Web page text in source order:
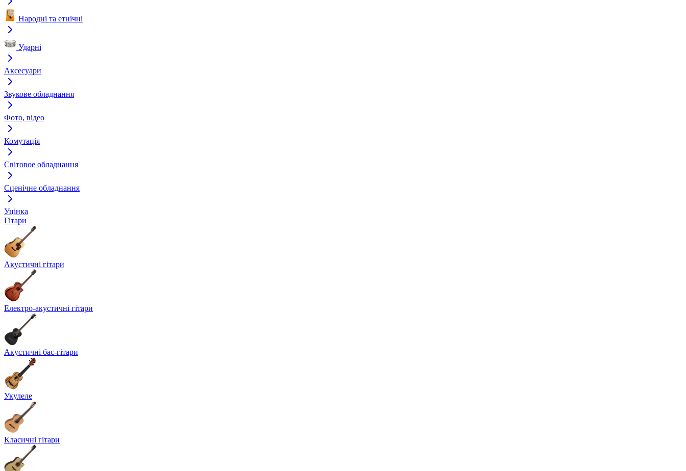
Народні та етнічні
Ударні
Аксесуари
Звукове обладнання
Фото, відео
Комутація
Світовое обладнання
Сценічне обладнання
Уцінка
Гітари
Акустичні гітари
Електро-акустичні гітари
Акустичні бас-гітари
Укулеле
Класичні гітари